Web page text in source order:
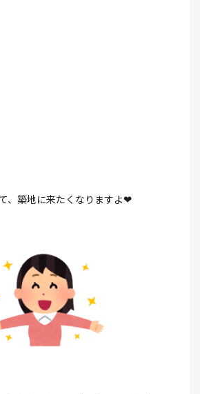
、築地に来たくなりますよ❤